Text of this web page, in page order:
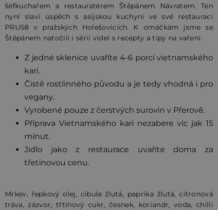
šéfkuchařem a restauratérem Štěpánem Návratem. Ten
nyní slaví úspěch s asijskou kuchyní ve své restauraci
PRU58 v pražských Holešovicích. K omáčkám jsme se
Štěpánem natočili i sérii videí s recepty a tipy na vaření.
Z jedné sklenice uvaříte 4-6 porcí vietnamského
kari.
Čistě rostlinného původu a je tedy vhodná i pro
vegany.
Vyrobené pouze z čerstvých surovin v Přerově.
Příprava Vietnamského kari nezabere víc jak 15
minut.
Jídlo jako z restaurace uvaříte doma za
třetinovou cenu.
Mrkev, řepkový olej, cibule žlutá, paprika žlutá, citronová
tráva, zázvor, třtinový cukr, česnek, koriandr, voda, chilli